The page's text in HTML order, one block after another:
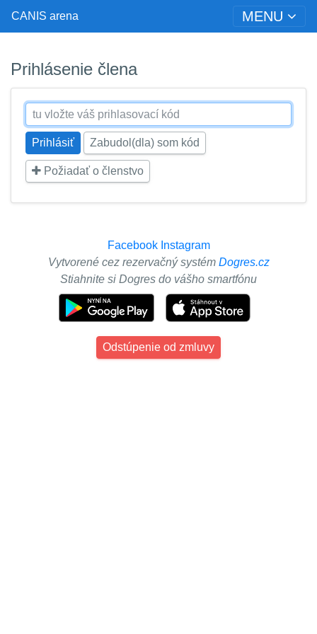
CANIS arena MENU
Prihlásenie člena
Zabudol(dla) som kód
Požiadať o členstvo
Facebook Instagram
Vytvorené cez rezervačný systém Dogres.cz
Stiahnite si Dogres do vášho smartfónu
Odstúpenie od zmluvy